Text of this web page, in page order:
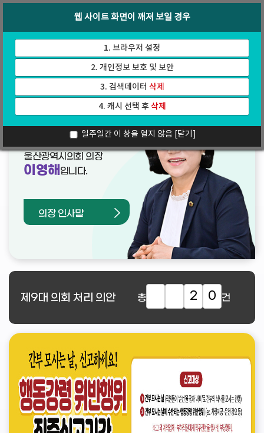
가
기
인터넷방송
웹 사이트 화면이 깨져 보일 경우
1. 브라우저 설정
2. 개인정보 보호 및 보안
3. 검색데이터 삭제
4. 캐시 선택 후삭제
일주일간 이 창을 열지 않음 [닫기]
열린의장실
울산광역시의회 의장
이영해 입니다.
의장 인사말
제9대 의회 처리 의안 총 2 0 건